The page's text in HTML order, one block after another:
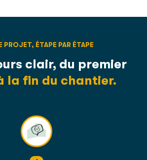
PROJET, ÉTAPE PAR ÉTAPE
clair, du premier
la fin du chantier.